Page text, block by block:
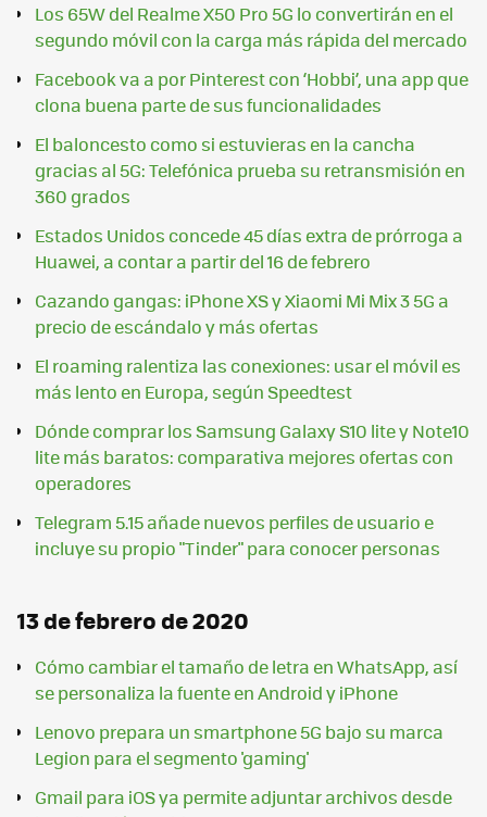
Los 65W del Realme X50 Pro 5G lo convertirán en el
segundo móvil con la carga más rápida del mercado
Facebook va a por Pinterest con ‘Hobbi’, una app que
clona buena parte de sus funcionalidades
El baloncesto como si estuvieras en la cancha
gracias al 5G: Telefónica prueba su retransmisión en
360 grados
Estados Unidos concede 45 días extra de prórroga a
Huawei, a contar a partir del 16 de febrero
Cazando gangas: iPhone XS y Xiaomi Mi Mix 3 5G a
precio de escándalo y más ofertas
El roaming ralentiza las conexiones: usar el móvil es
más lento en Europa, según Speedtest
Dónde comprar los Samsung Galaxy S10 lite y Note10
lite más baratos: comparativa mejores ofertas con
operadores
Telegram 5.15 añade nuevos perfiles de usuario e
incluye su propio "Tinder" para conocer personas
13 de febrero de 2020
Cómo cambiar el tamaño de letra en WhatsApp, así
se personaliza la fuente en Android y iPhone
Lenovo prepara un smartphone 5G bajo su marca
Legion para el segmento 'gaming'
Gmail para iOS ya permite adjuntar archivos desde